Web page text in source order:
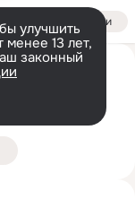
Войти
улучшить
менее 13 лет,
законный